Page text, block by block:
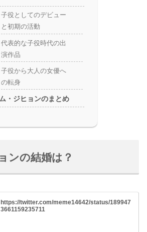
子役としてのデビュー
と初期の活動
代表的な子役時代の出
演作品
子役から大人の女優へ
の転身
・ジヒョンのまとめ
ンの結婚は？
https://twitter.com/meme14642/status/189947
3661159235711